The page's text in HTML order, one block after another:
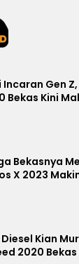
Incaran Gen
Bekas Kini
Bekasnya
X 2023
Diesel Kian
2020